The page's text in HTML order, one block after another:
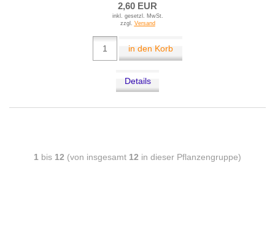
2,60 EUR
inkl. gesetzl. MwSt.
zzgl. Versand
in den Korb
Details
1 bis 12 (von insgesamt 12 in dieser Pflanzengruppe)